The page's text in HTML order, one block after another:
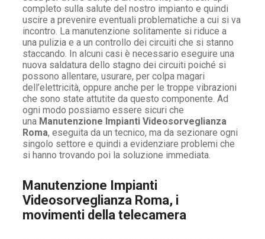
completo sulla salute del nostro impianto e quindi
uscire a prevenire eventuali problematiche a cui si va
incontro. La manutenzione solitamente si riduce a
una pulizia e a un controllo dei circuiti che si stanno
staccando. In alcuni casi è necessario eseguire una
nuova saldatura dello stagno dei circuiti poiché si
possono allentare, usurare, per colpa magari
dell’elettricità, oppure anche per le troppe vibrazioni
che sono state attutite da questo componente. Ad
ogni modo possiamo essere sicuri che
una Manutenzione Impianti Videosorveglianza
Roma, eseguita da un tecnico, ma da sezionare ogni
singolo settore e quindi a evidenziare problemi che
si hanno trovando poi la soluzione immediata.
Manutenzione Impianti
Videosorveglianza Roma, i
movimenti della telecamera